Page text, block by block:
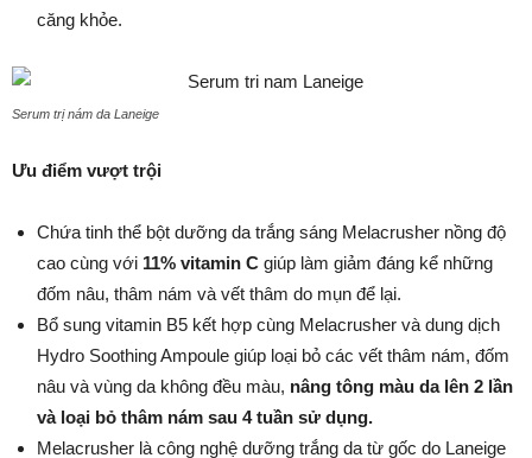
căng khỏe.
Serum trị nám da Laneige
Ưu điểm vượt trội
Chứa tinh thể bột dưỡng da trắng sáng Melacrusher nồng độ
cao cùng với 11% vitamin C giúp làm giảm đáng kể những
đốm nâu, thâm nám và vết thâm do mụn để lại.
Bổ sung vitamin B5 kết hợp cùng Melacrusher và dung dịch
Hydro Soothing Ampoule giúp loại bỏ các vết thâm nám, đốm
nâu và vùng da không đều màu, nâng tông màu da lên 2 lần
và loại bỏ thâm nám sau 4 tuần sử dụng.
Melacrusher là công nghệ dưỡng trắng da từ gốc do Laneige